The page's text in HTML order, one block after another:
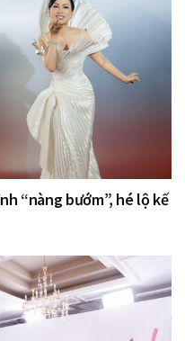
“nàng bướm”, hé lộ kế